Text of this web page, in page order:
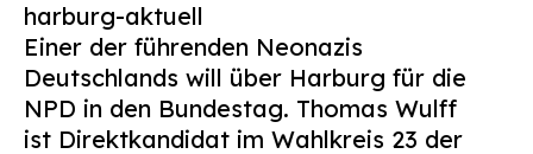
Über Uns
Infos & Broschüren
harburg-aktuell
Einer der führenden Neonazis
Deutschlands will über Harburg für die
NPD in den Bundestag. Thomas Wulff
ist Direktkandidat im Wahlkreis 23 der